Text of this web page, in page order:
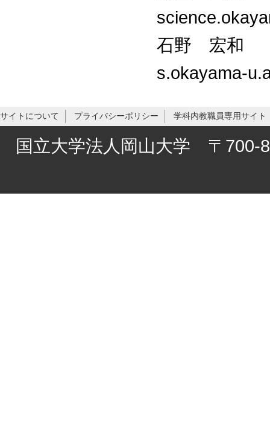
石野 宏和 （
s.okayama-
サイトについて プライバシーポリシー 学科内教職員専用サイト
国立大学法人岡山大学 〒700-